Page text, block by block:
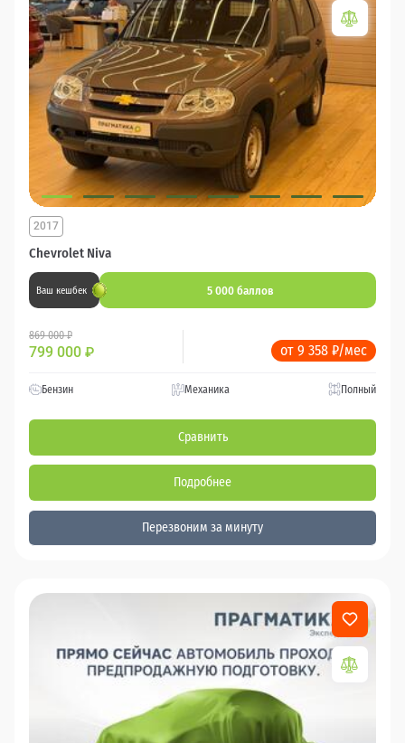
Chevrolet Niva
2017
Ваш кешбек 5 000 баллов
869 000 ₽
799 000 ₽ от 9 358 ₽/мес
Бензин Механика Полный
Сравнить
Подробнее
Перезвоним за минуту